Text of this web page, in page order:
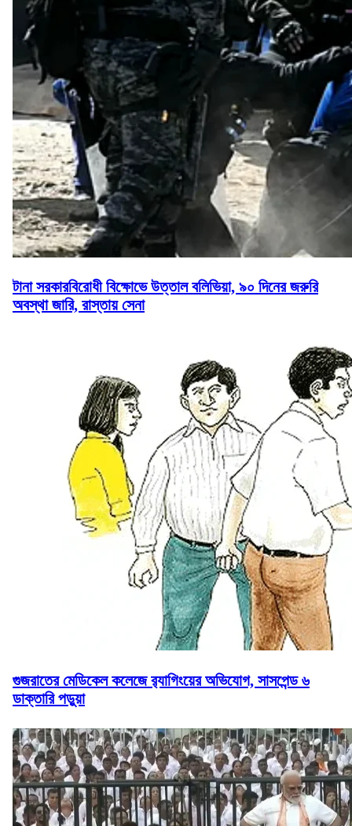
টানা সরকারবিরোধী বিক্ষোভে উত্তাল বলিভিয়া, ৯০ দিনের জরুরি
অবস্থা জারি, রাস্তায় সেনা
গুজরাতের মেডিকেল কলেজে র‌্যাগিংয়ের অভিযোগ, সাসপেন্ড ৬
ডাক্তারি পড়ুয়া